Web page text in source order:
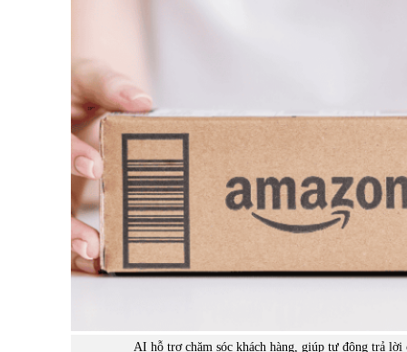
AI hỗ trợ chăm sóc khách hàng, giúp tự động trả lời